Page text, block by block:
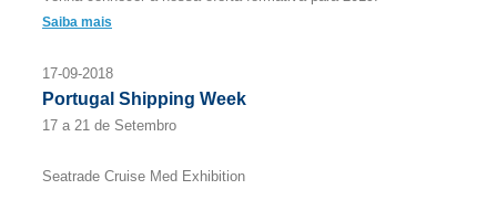
Saiba mais
17-09-2018
Portugal Shipping Week
17 a 21 de Setembro
Seatrade Cruise Med Exhibition